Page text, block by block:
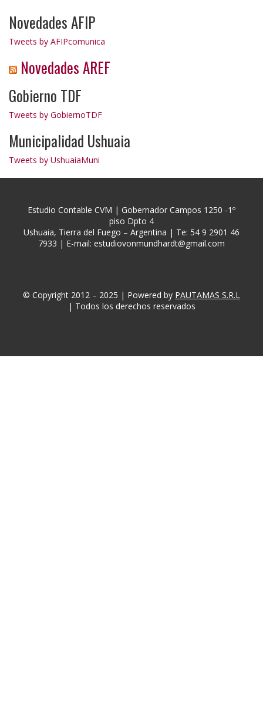
Novedades AFIP
Tweets by AFIPcomunica
Novedades AREF
Gobierno TDF
Tweets by GobiernoTDF
Municipalidad Ushuaia
Tweets by UshuaiaMuni
Estudio Contable CVM | Gobernador Campos 1250 -1º
piso Dpto 4
Ushuaia, Tierra del Fuego – Argentina | Te: 54 9 2901 46
7933 | E-mail: estudiovonmundhardt@gmail.com
© Copyright 2012 – 2025 | Powered by PAUTAMAS S.R.L
| Todos los derechos reservados